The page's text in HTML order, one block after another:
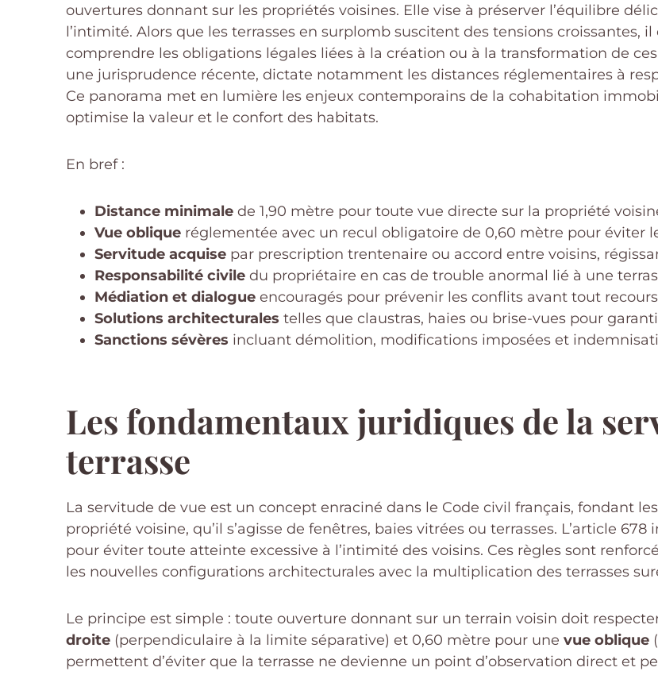
ouvertures donnant sur les propriétés voisines. Elle vise à préserver l’équilibre
l’intimité. Alors que les terrasses en surplomb suscitent des tensions croissantes,
comprendre les obligations légales liées à la création ou à la transformation de
une jurisprudence récente, dictate notamment les distances réglementaires à
Ce panorama met en lumière les enjeux contemporains de la cohabitation
optimise la valeur et le confort des habitats.
En bref :
Distance minimale de 1,90 mètre pour toute vue directe sur la propriété
Vue oblique réglementée avec un recul obligatoire de 0,60 mètre pour éviter
Servitude acquise par prescription trentenaire ou accord entre voisins,
Responsabilité civile du propriétaire en cas de trouble anormal lié à une
Médiation et dialogue encouragés pour prévenir les conflits avant tout
Solutions architecturales telles que claustras, haies ou brise-vues pour
Sanctions sévères incluant démolition, modifications imposées et
Les fondamentaux juridiques de la
terrasse
La servitude de vue est un concept enraciné dans le Code civil français, fondant
propriété voisine, qu’il s’agisse de fenêtres, baies vitrées ou terrasses. L’article 678
pour éviter toute atteinte excessive à l’intimité des voisins. Ces règles sont
les nouvelles configurations architecturales avec la multiplication des terrasses
Le principe est simple : toute ouverture donnant sur un terrain voisin doit
droite (perpendiculaire à la limite séparative) et 0,60 mètre pour une vue oblique
permettent d’éviter que la terrasse ne devienne un point d’observation direct et